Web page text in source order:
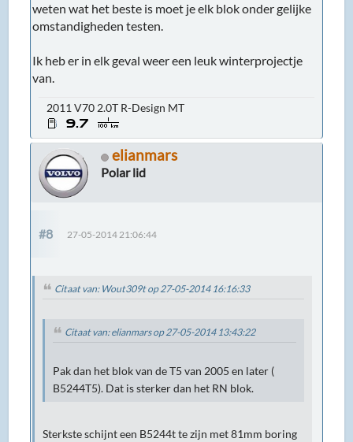
weten wat het beste is moet je elk blok onder gelijke
omstandigheden testen.
Ik heb er in elk geval weer een leuk winterprojectje
van.
2011 V70 2.0T R-Design MT
elianmars
Polar lid
#8 27-05-2014 21:06:44
Citaat van: Wout309t op 27-05-2014 16:16:33
Citaat van: elianmars op 27-05-2014 13:43:22
Pak dan het blok van de T5 van 2005 en later (
B5244T5). Dat is sterker dan het RN blok.
Sterkste schijnt een B5244t te zijn met 81mm boring